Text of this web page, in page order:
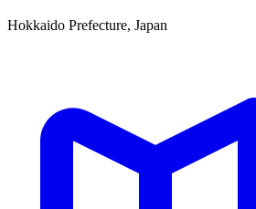
Hokkaido Prefecture, Japan